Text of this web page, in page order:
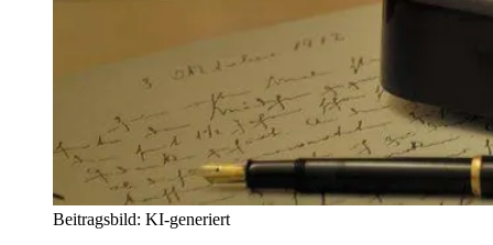
Beitragsbild: KI-generiert